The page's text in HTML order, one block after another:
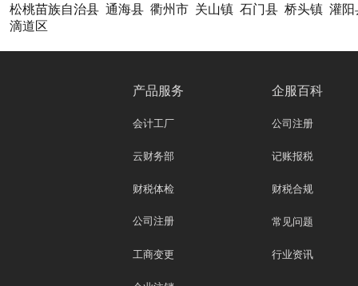
松桃苗族自治县 通海县 衢州市 关山镇 石门县 桥头镇 灌阳
滴道区
产品服务
会计工厂
云财务部
财税体检
公司注册
工商变更
企服百科
公司注册
记账报税
财税合规
常见问题
行业资讯